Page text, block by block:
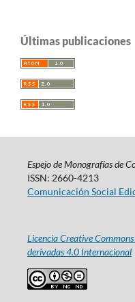
Últimas publicaciones
Espejo de Monografías de
ISSN: 2660-4213
Comunicación Social
Licencia Creative
derivadas 4.0 Internacional